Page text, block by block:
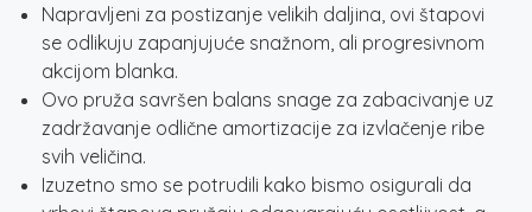
Napravljeni za postizanje velikih daljina, ovi štapovi
se odlikuju zapanjujuće snažnom, ali progresivnom
akcijom blanka.
Ovo pruža savršen balans snage za zabacivanje uz
zadržavanje odlične amortizacije za izvlačenje ribe
svih veličina.
Izuzetno smo se potrudili kako bismo osigurali da